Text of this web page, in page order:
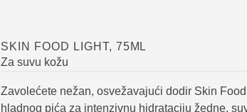
SKIN FOOD LIGHT, 75ML
Za suvu kožu
Zavolećete nežan, osvežavajući dodir Skin
hladnog pića za intenzivnu hidrataciju žedne,